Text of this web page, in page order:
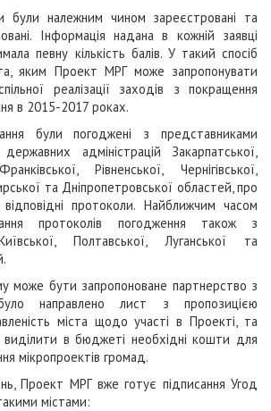
були належним чином зареєстровані та
Інформація надана в кожній заявці
певну кількість балів. У такий спосіб
яким Проект МРГ може запропонувати
реалізації заходів з покращення
в 2015-2017 роках.
були погоджені з представниками
адміністрацій Закарпатської,
Рівненської, Чернігівської,
та Дніпропетровської областей, про
протоколи. Найближчим часом
протоколів погодження також з
Полтавської, Луганської та
може бути запропоноване партнерство з
направлено лист з пропозицією
міста щодо участі в Проекті, та
виділити в бюджеті необхідні кошти для
мікропроектів громад.
Проект МРГ вже готує підписання Угод
містами: